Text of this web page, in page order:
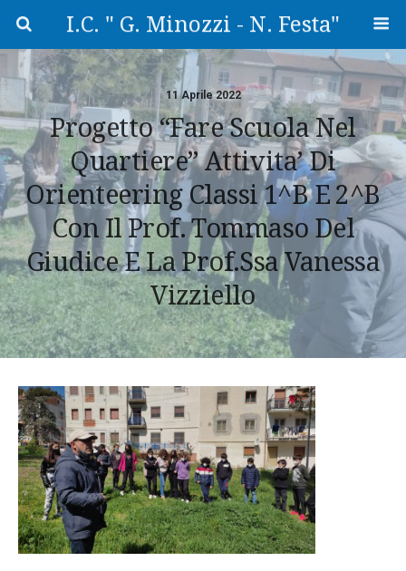
I.C. " G. Minozzi - N. Festa"
11 Aprile 2022
Progetto “Fare Scuola Nel
Quartiere” Attivita’ Di
Orienteering Classi 1^B E 2^B
Con Il Prof. Tommaso Del
Giudice E La Prof.ssa Vanessa
Vizziello